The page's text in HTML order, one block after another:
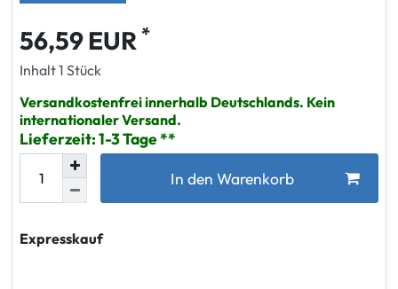
56,59 EUR *
Inhalt1 Stück
Versandkostenfrei innerhalb Deutschlands. Kein
internationaler Versand.
Lieferzeit: 1-3 Tage
In den Warenkorb
Expresskauf